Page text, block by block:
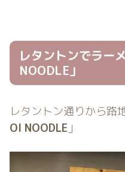
レタントンでラー
NOODLE」
レタントン通りから路
OI NOODLE 」